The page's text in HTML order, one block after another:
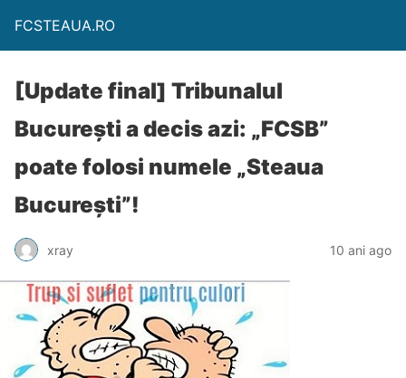
FCSTEAUA.RO
[Update final] Tribunalul
Bucureşti a decis azi: „FCSB”
poate folosi numele „Steaua
Bucureşti”!
xray 10 ani ago